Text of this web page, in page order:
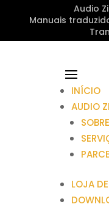
Audio
Manuais
INÍCIO
AUDIO
SOBRE
LOJA